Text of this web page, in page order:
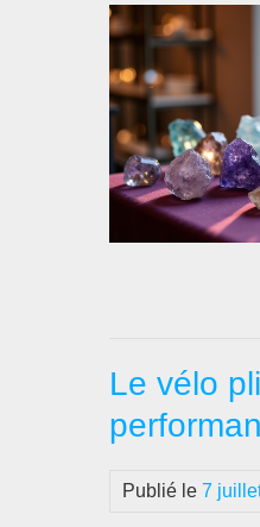
Le vélo
Publié le 7